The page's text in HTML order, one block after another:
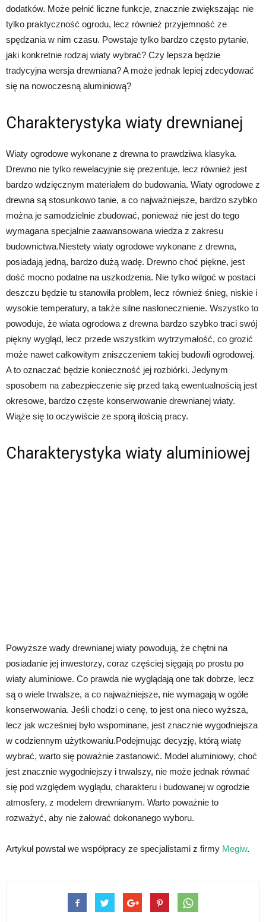
dodatków. Może pełnić liczne funkcje, znacznie zwiększając nie
tylko praktyczność ogrodu, lecz również przyjemność ze
spędzania w nim czasu. Powstaje tylko bardzo często pytanie,
jaki konkretnie rodzaj wiaty wybrać? Czy lepsza będzie
tradycyjna wersja drewniana? A może jednak lepiej zdecydować
się na nowoczesną aluminiową?
Charakterystyka wiaty drewnianej
Wiaty ogrodowe wykonane z drewna to prawdziwa klasyka.
Drewno nie tylko rewelacyjnie się prezentuje, lecz również jest
bardzo wdzięcznym materiałem do budowania. Wiaty ogrodowe z
drewna są stosunkowo tanie, a co najważniejsze, bardzo szybko
można je samodzielnie zbudować, ponieważ nie jest do tego
wymagana specjalnie zaawansowana wiedza z zakresu
budownictwa.Niestety wiaty ogrodowe wykonane z drewna,
posiadają jedną, bardzo dużą wadę. Drewno choć piękne, jest
dość mocno podatne na uszkodzenia. Nie tylko wilgoć w postaci
deszczu będzie tu stanowiła problem, lecz również śnieg, niskie i
wysokie temperatury, a także silne nasłonecznienie. Wszystko to
powoduje, że wiata ogrodowa z drewna bardzo szybko traci swój
piękny wygląd, lecz przede wszystkim wytrzymałość, co grozić
może nawet całkowitym zniszczeniem takiej budowli ogrodowej.
A to oznaczać będzie konieczność jej rozbiórki. Jedynym
sposobem na zabezpieczenie się przed taką ewentualnością jest
okresowe, bardzo częste konserwowanie drewnianej wiaty.
Wiąże się to oczywiście ze sporą ilością pracy.
Charakterystyka wiaty aluminiowej
Powyższe wady drewnianej wiaty powodują, że chętni na
posiadanie jej inwestorzy, coraz częściej sięgają po prostu po
wiaty aluminiowe. Co prawda nie wyglądają one tak dobrze, lecz
są o wiele trwalsze, a co najważniejsze, nie wymagają w ogóle
konserwowania. Jeśli chodzi o cenę, to jest ona nieco wyższa,
lecz jak wcześniej było wspominane, jest znacznie wygodniejsza
w codziennym użytkowaniu.Podejmując decyzję, którą wiatę
wybrać, warto się poważnie zastanowić. Model aluminiowy, choć
jest znacznie wygodniejszy i trwalszy, nie może jednak równać
się pod względem wyglądu, charakteru i budowanej w ogrodzie
atmosfery, z modelem drewnianym. Warto poważnie to
rozważyć, aby nie żałować dokonanego wyboru.
Artykuł powstał we współpracy ze specjalistami z firmy Megiw.